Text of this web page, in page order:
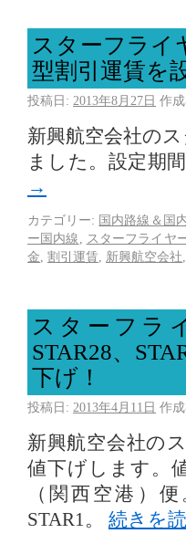
スターフライ
型割引運賃を
投稿日: 2013年8月27日 作
新興航空会社の
ました。設定期
→
カテゴリー: 国内路線＆国
ー国内線
スターフライヤ
金 割引運賃 新興航空会社
スターフラ
STAR28、
下げ！
投稿日: 2013年4月11日 作
新興航空会社の
値下げします。
（関西空港）
STAR1。 続きを